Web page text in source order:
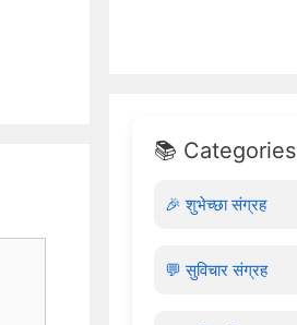
📚 Categories
🎉 शुभेच्छा संग्रह
💬 सुविचार संग्रह